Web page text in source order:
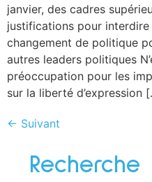
janvier, des cadres
justifications pour interdire
changement de politique
autres leaders politiques
préoccupation pour les
sur la liberté d’expression
← Suivant